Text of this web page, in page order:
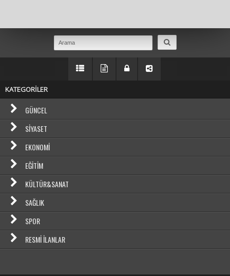
KATEGORİLER
GÜNCEL
SIYASET
EKONOMI
EĞITIM
KÜLTÜR&SANAT
SAĞLIK
SPOR
RESMI İLANLAR